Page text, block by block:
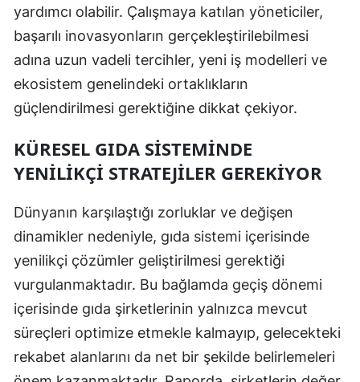
yardımcı olabilir. Çalışmaya katılan yöneticiler,
başarılı inovasyonların gerçekleştirilebilmesi
adına uzun vadeli tercihler, yeni iş modelleri ve
ekosistem genelindeki ortaklıkların
güçlendirilmesi gerektiğine dikkat çekiyor.
KÜRESEL GIDA SISTEMINDE
YENILIKÇI STRATEJILER GEREKIYOR
Dünyanın karşılaştığı zorluklar ve değişen
dinamikler nedeniyle, gıda sistemi içerisinde
yenilikçi çözümler geliştirilmesi gerektiği
vurgulanmaktadır. Bu bağlamda geçiş dönemi
içerisinde gıda şirketlerinin yalnızca mevcut
süreçleri optimize etmekle kalmayıp, gelecekteki
rekabet alanlarını da net bir şekilde belirlemeleri